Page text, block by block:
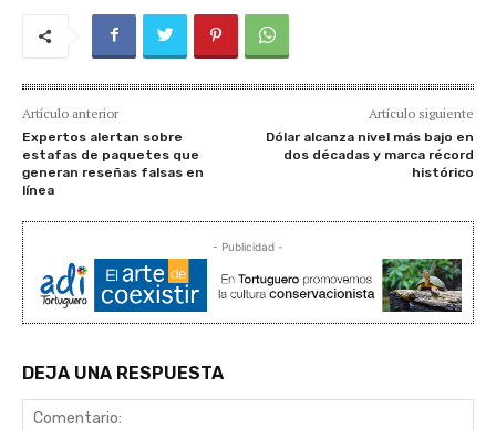
Artículo anterior
Expertos alertan sobre
estafas de paquetes que
generan reseñas falsas en
línea
Artículo siguiente
Dólar alcanza nivel más bajo en
dos décadas y marca récord
histórico
- Publicidad -
DEJA UNA RESPUESTA